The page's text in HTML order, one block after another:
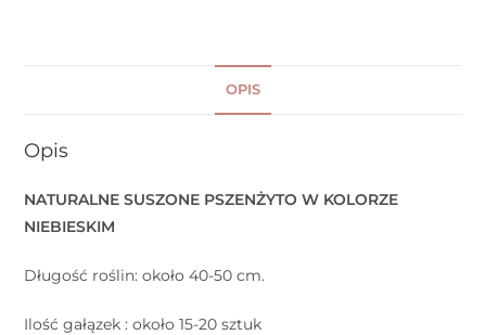
OPIS
Opis
NATURALNE SUSZONE PSZENŻYTO W KOLORZE
NIEBIESKIM
Długość roślin: około 40-50 cm.
Ilość gałązek : około 15-20 sztuk